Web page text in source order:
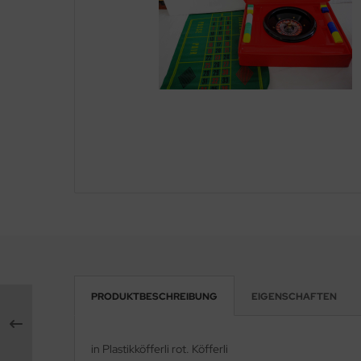
PRODUKTBESCHREIBUNG EIGENSCHAFTEN
in Plastikköfferli rot. Köfferli